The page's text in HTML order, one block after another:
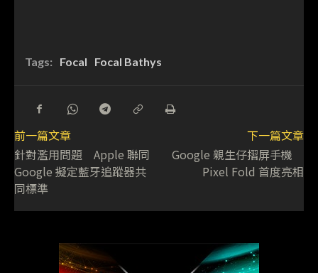
Tags: Focal Focal Bathys
前一篇文章
針對濫用問題 Apple 聯同
Google 擬定藍牙追蹤器共
同標準
下一篇文章
Google 親生仔摺屏手機
Pixel Fold 首度亮相